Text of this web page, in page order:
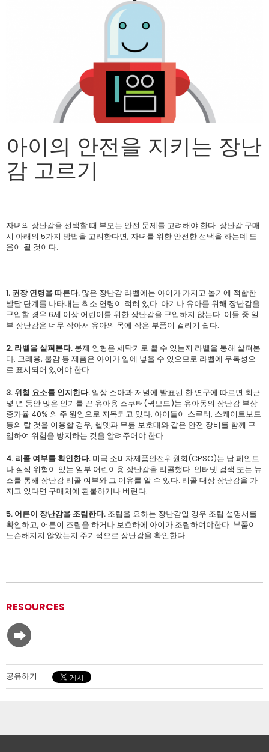
아이의 안전을 지키는 장난
감 고르기
자녀의 장난감을 선택할 때 부모는 안전 문제를 고려해야 한다. 장난감 구매
시 아래의 5가지 방법을 고려한다면, 자녀를 위한 안전한 선택을 하는데 도
움이 될 것이다.
1. 권장 연령을 따른다. 많은 장난감 라벨에는 아이가 가지고 놀기에 적합한
발달 단계를 나타내는 최소 연령이 적혀 있다. 아기나 유아를 위해 장난감을
구입할 경우 6세 이상 어린이를 위한 장난감을 구입하지 않는다. 이들 중 일
부 장난감은 너무 작아서 유아의 목에 작은 부품이 걸리기 쉽다.
2. 라벨을 살펴본다. 봉제 인형은 세탁기로 빨 수 있는지 라벨을 통해 살펴본
다. 크레용, 물감 등 제품은 아이가 입에 넣을 수 있으므로 라벨에 무독성으
로 표시되어 있어야 한다.
3. 위험 요소를 인지한다. 임상 소아과 저널에 발표된 한 연구에 따르면 최근
몇 년 동안 많은 인기를 끈 유아용 스쿠터(퀵보드)는 유아동의 장난감 부상
증가율 40% 의 주 원인으로 지목되고 있다. 아이들이 스쿠터, 스케이트보드
등의 탈 것을 이용할 경우, 헬멧과 무릎 보호대와 같은 안전 장비를 함께 구
입하여 위험을 방지하는 것을 알려주어야 한다.
4. 리콜 여부를 확인한다. 미국 소비자제품안전위원회(CPSC)는 납 페인트
나 질식 위험이 있는 일부 어린이용 장난감을 리콜했다. 인터넷 검색 또는 뉴
스를 통해 장난감 리콜 여부와 그 이유를 알 수 있다. 리콜 대상 장난감을 가
지고 있다면 구매처에 환불하거나 버린다.
5. 어른이 장난감을 조립한다. 조립을 요하는 장난감일 경우 조립 설명서를
확인하고, 어른이 조립을 하거나 보호하에 아이가 조립하여야한다. 부품이
느슨해지지 않았는지 주기적으로 장난감을 확인한다.
RESOURCES
공유하기